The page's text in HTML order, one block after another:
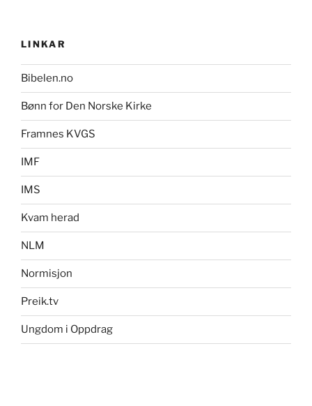
LINKAR
Bibelen.no
Bønn for Den Norske Kirke
Framnes KVGS
IMF
IMS
Kvam herad
NLM
Normisjon
Preik.tv
Ungdom i Oppdrag